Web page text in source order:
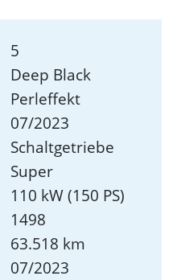
5
Deep Black
Perleffekt
07/2023
Schaltgetriebe
Super
110 kW (150 PS)
1498
63.518 km
07/2023